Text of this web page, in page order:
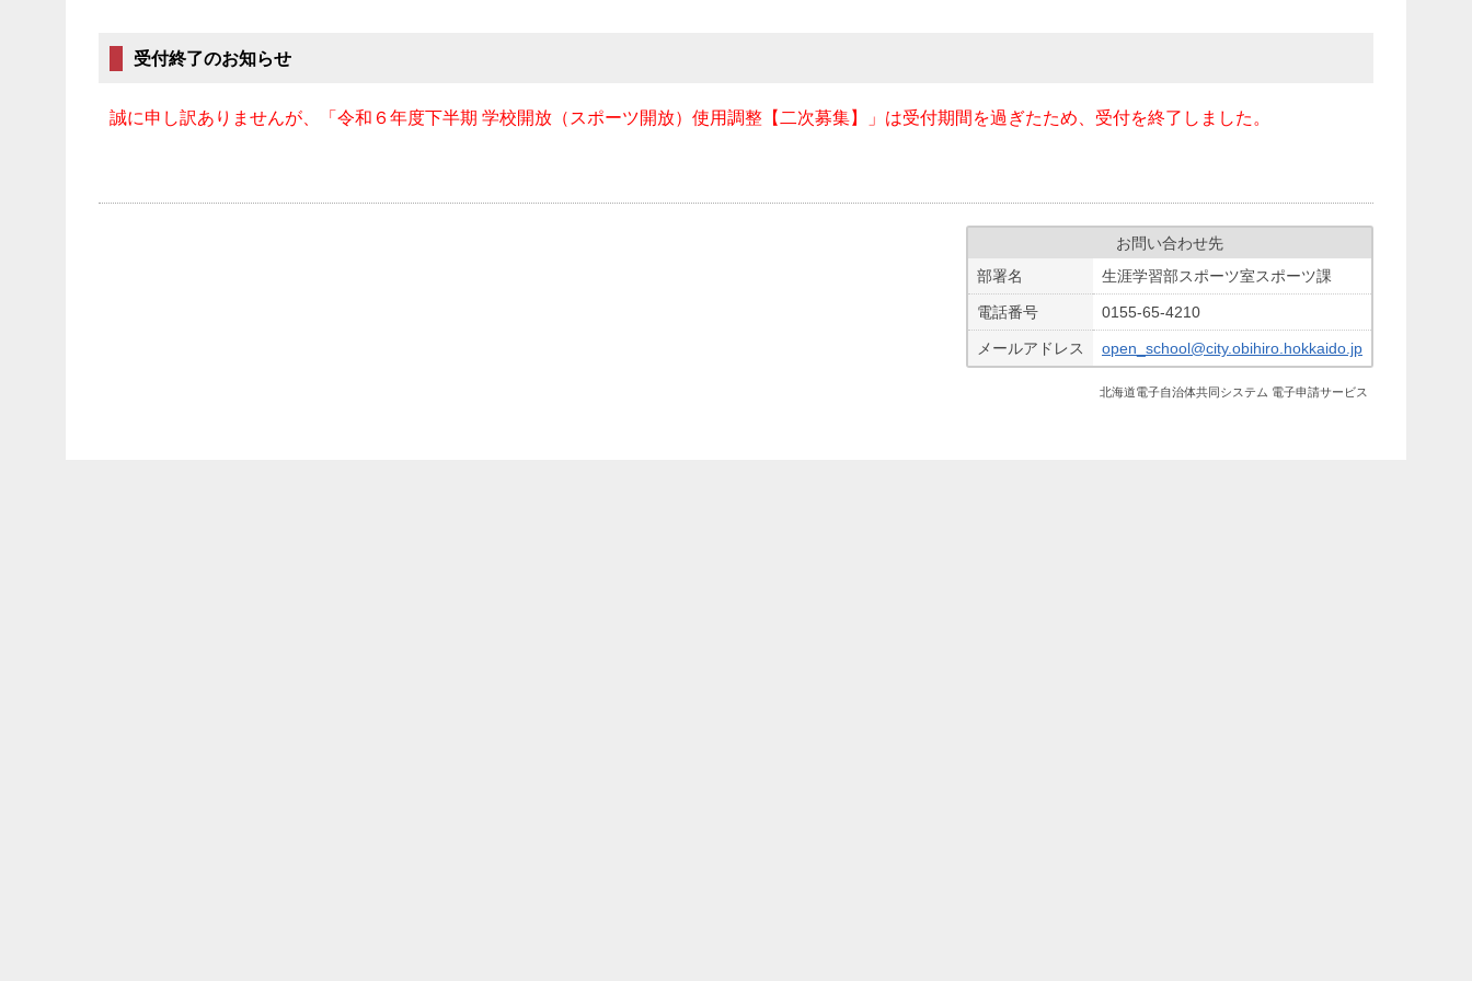
受付終了のお知らせ
誠に申し訳ありませんが、「令和６年度下半期 学校開放（スポーツ開放）使用調整【二次募集】」は受付期間を過ぎたため、受付を終了しました。
お問い合わせ先
部署名
生涯学習部スポーツ室スポーツ課
電話番号 0155-65-4210
メールアドレス open_school@city.obihiro.hokkaido.jp
北海道電子自治体共同システム 電子申請サービス